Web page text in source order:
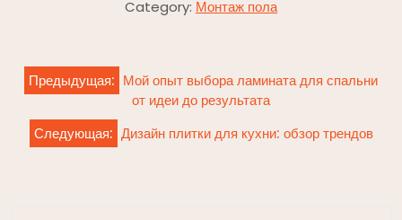
Category: Монтаж пола
Навигация
по
записям
Предыдущая: Мой опыт выбора ламината для спальни
от идеи до результата
Следующая: Дизайн плитки для кухни: обзор трендов